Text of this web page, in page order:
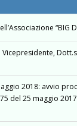
“BIG
2018: avvio
75 del 25 maggio